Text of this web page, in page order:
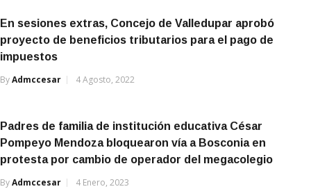
En sesiones extras, Concejo de Valledupar aprobó
proyecto de beneficios tributarios para el pago de
impuestos
ByAdmccesar 4 Agosto, 2022
Padres de familia de institución educativa César
Pompeyo Mendoza bloquearon vía a Bosconia en
protesta por cambio de operador del megacolegio
ByAdmccesar 4 Enero, 2023